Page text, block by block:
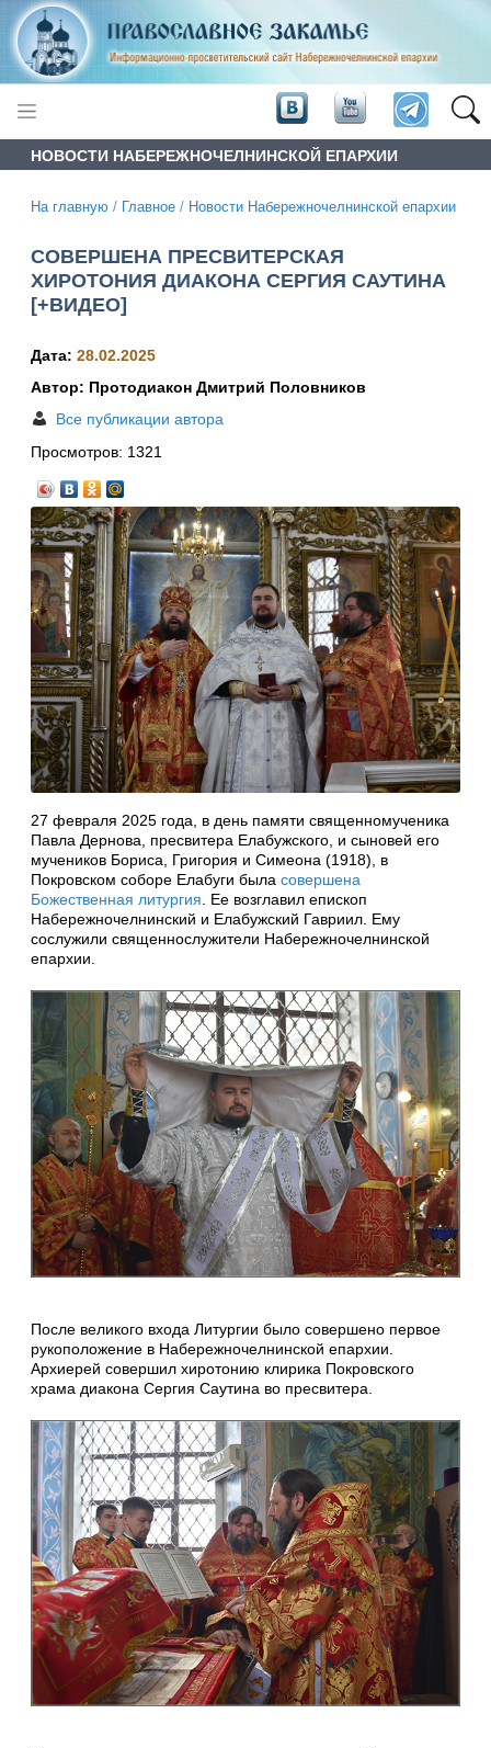
НОВОСТИ НАБЕРЕЖНОЧЕЛНИНСКОЙ ЕПАРХИИ
На главную / Главное / Новости Набережночелнинской епархии
СОВЕРШЕНА ПРЕСВИТЕРСКАЯ
ХИРОТОНИЯ ДИАКОНА СЕРГИЯ САУТИНА
[+ВИДЕО]
Дата: 28.02.2025
Автор: Протодиакон Дмитрий Половников
Все публикации автора
Просмотров: 1321
27 февраля 2025 года, в день памяти священномученика
Павла Дернова, пресвитера Елабужского, и сыновей его
мучеников Бориса, Григория и Симеона (1918), в
Покровском соборе Елабуги была совершена
Божественная литургия . Ее возглавил епископ
Набережночелнинский и Елабужский Гавриил. Ему
сослужили священнослужители Набережночелнинской
епархии.
После великого входа Литургии было совершено первое
рукоположение в Набережночелнинской епархии.
Архиерей совершил хиротонию клирика Покровского
храма диакона Сергия Саутина во пресвитера.